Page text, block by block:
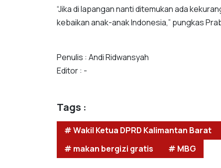
“Jika di lapangan nanti ditemukan ada
kebaikan anak-anak Indonesia,” pungkas
Penulis : Andi Ridwansyah
Editor : -
Tags :
# Wakil Ketua DPRD Kalimantan Barat
# makan bergizi gratis
# MBG